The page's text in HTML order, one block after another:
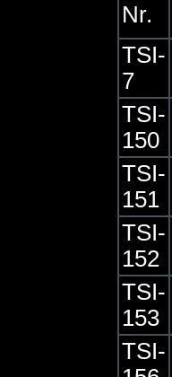
Nr.
TSI-
7
TSI-
150
TSI-
151
TSI-
152
TSI-
153
TSI-